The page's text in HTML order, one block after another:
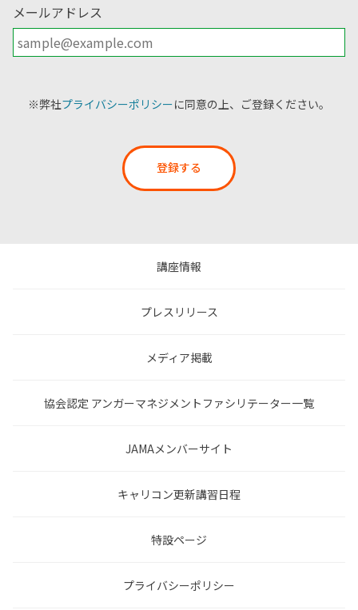
メールアドレス
※弊社プライバシーポリシーに同意の上、ご登録ください。
登録する
講座情報
プレスリリース
メディア掲載
協会認定 アンガーマネジメントファシリテーター一覧
JAMAメンバーサイト
キャリコン更新講習日程
特設ページ
プライバシーポリシー